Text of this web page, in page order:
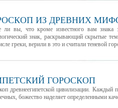
ИЗ ДРЕВНИХ
ли вы, что кроме известного вам
знак, раскрывающий скрытые
греки, верили в это и считали теневой
ГОРОСКОП
древнеегипетской цивилизации.
божество наделяет определенными